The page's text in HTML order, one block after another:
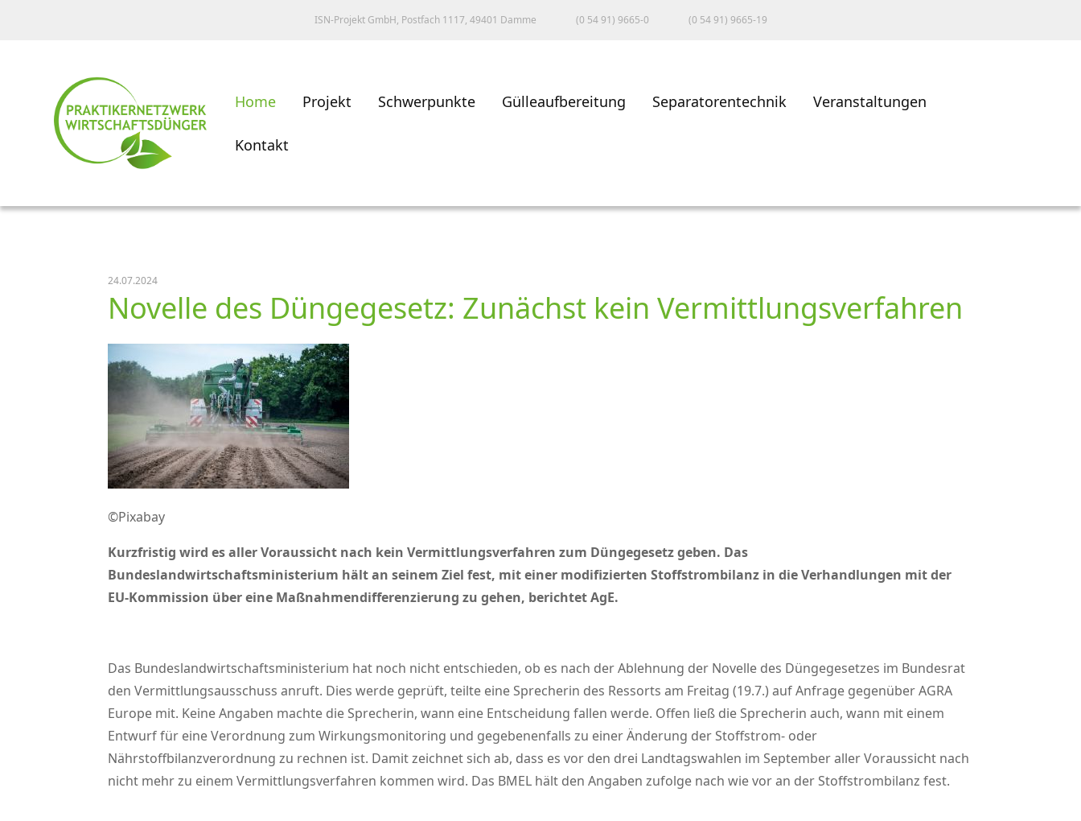
ISN-Projekt GmbH, Postfach 1117, 49401 Damme (0 54 91) 9665-0 (0 54 91) 9665-19
Home Projekt Schwerpunkte Gülleaufbereitung Separatorentechnik Veranstaltungen
Kontakt
24.07.2024
Novelle des Düngegesetz: Zunächst kein Vermittlungsverfahren
©Pixabay
Kurzfristig wird es aller Voraussicht nach kein Vermittlungsverfahren zum Düngegesetz geben. Das
Bundeslandwirtschaftsministerium hält an seinem Ziel fest, mit einer modifizierten Stoffstrombilanz in die Verhandlungen mit der
EU-Kommission über eine Maßnahmendifferenzierung zu gehen, berichtet AgE.
Das Bundeslandwirtschaftsministerium hat noch nicht entschieden, ob es nach der Ablehnung der Novelle des Düngegesetzes im Bundesrat
den Vermittlungsausschuss anruft. Dies werde geprüft, teilte eine Sprecherin des Ressorts am Freitag (19.7.) auf Anfrage gegenüber AGRA
Europe mit. Keine Angaben machte die Sprecherin, wann eine Entscheidung fallen werde. Offen ließ die Sprecherin auch, wann mit einem
Entwurf für eine Verordnung zum Wirkungsmonitoring und gegebenenfalls zu einer Änderung der Stoffstrom- oder
Nährstoffbilanzverordnung zu rechnen ist. Damit zeichnet sich ab, dass es vor den drei Landtagswahlen im September aller Voraussicht nach
nicht mehr zu einem Vermittlungsverfahren kommen wird. Das BMEL hält den Angaben zufolge nach wie vor an der Stoffstrombilanz fest.